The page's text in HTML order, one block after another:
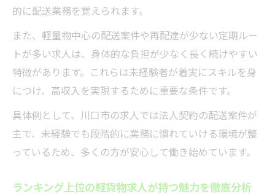
境
埼玉県内ドライバー求人で重視したい条件
一覧
ク法
正社員と業務委託の求人比較で後悔しない
選択
やばい軽貨物求人に惑わされないための見
的に配送業務を覚えられます。
また、軽量物中心の配送案件や再配達が少ない定期ルー
トが多い求人は、身体的な負担が少なく長く続けやすい
特徴があります。これらは未経験者が着実にスキルを身
につけ、高収入を実現するために重要な条件です。
具体例として、川口市の求人では法人契約の配送案件が
主で、未経験でも段階的に業務に慣れていける環境が整
っているため、多くの方が安心して働き始めています。
ランキング上位の軽貨物求人が持つ魅力を徹底分析